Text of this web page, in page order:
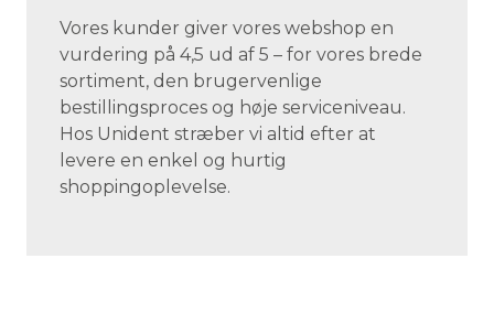
Vores kunder giver vores webshop en
vurdering på 4,5 ud af 5 – for vores brede
sortiment, den brugervenlige
bestillingsproces og høje serviceniveau.
Hos Unident stræber vi altid efter at
levere en enkel og hurtig
shoppingoplevelse.